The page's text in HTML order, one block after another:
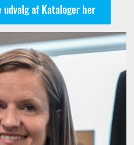
udvalg af Kataloger her